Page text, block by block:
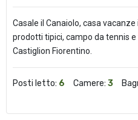
Casale il Canaiolo, casa
prodotti tipici, campo da tennis
Castiglion Fiorentino.
Posti letto: 6 Camere: 3